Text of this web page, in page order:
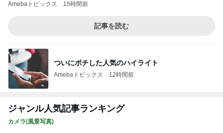
Amebaトピックス 15時間前
記事を読む
ついにポチした人気のハイライト
Amebaトピックス 12時間前
ジャンル人気記事ランキング
カメラ(風景写真)